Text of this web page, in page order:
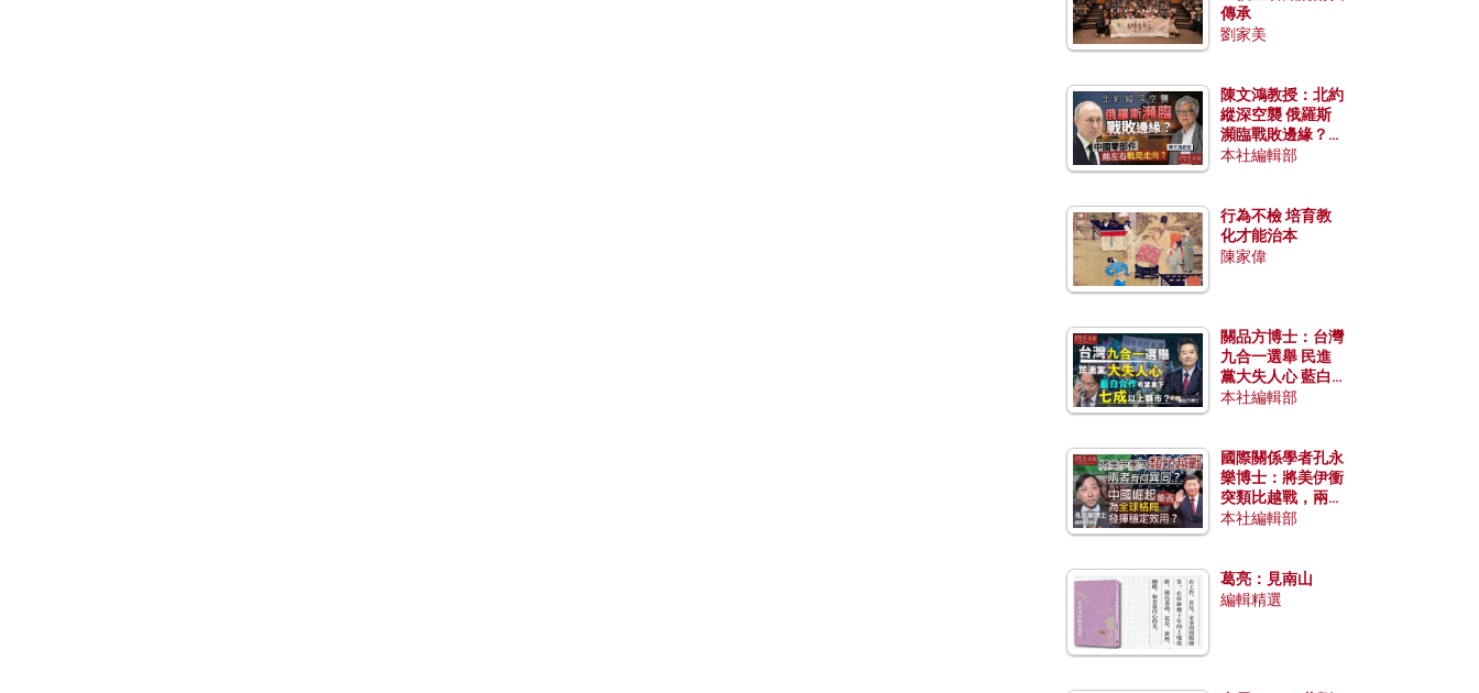
傳承
劉家美
陳文鴻教授：北約
縱深空襲 俄羅斯
瀕臨戰敗邊緣？中
國零部件能左右戰
本社編輯部
行為不檢 培育教
化才能治本
陳家偉
關品方博士：台灣
九合一選舉 民進
黨大失人心 藍白
合作有望拿下七成
本社編輯部
國際關係學者孔永
樂博士：將美伊衝
突類比越戰，兩者
有何異同？中國崛
本社編輯部
葛亮：見南山
編輯精選